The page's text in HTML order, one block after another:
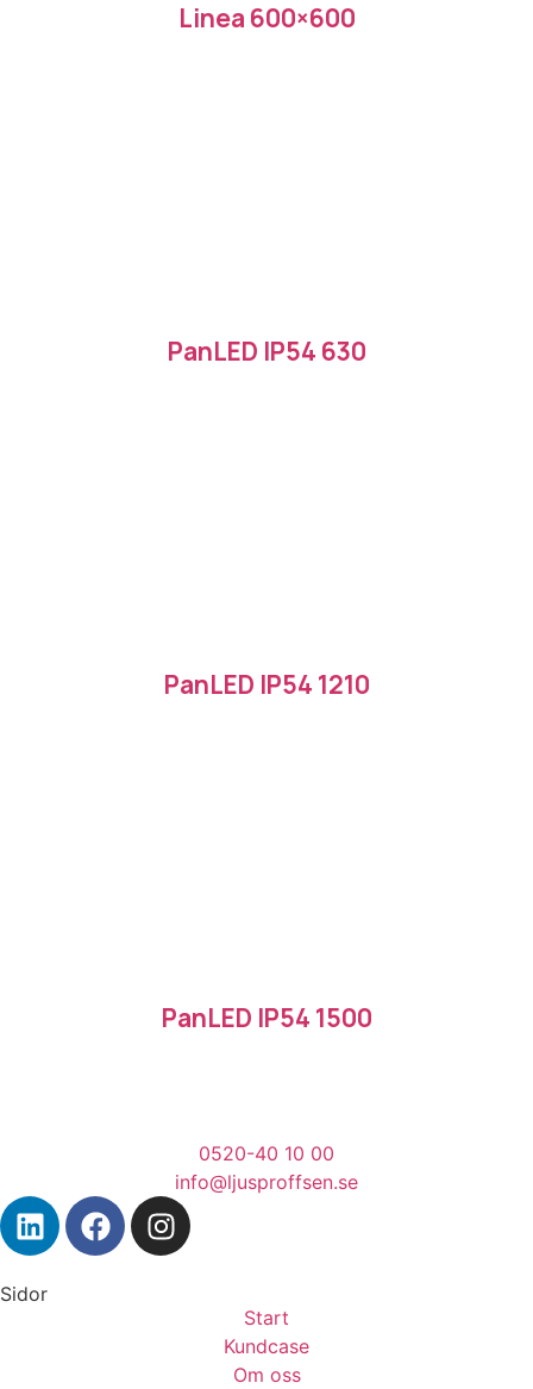
Linea 600×600
PanLED IP54 630
PanLED IP54 1210
PanLED IP54 1500
0520-40 10 00
info@ljusproffsen.se
Sidor
Start
Kundcase
Om oss